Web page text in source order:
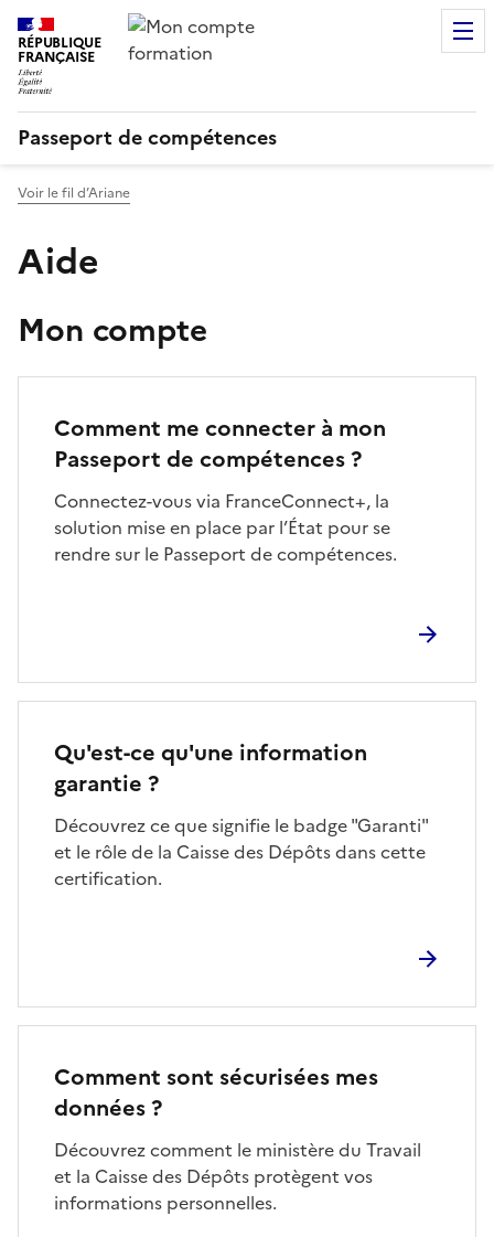
RÉPUBLIQUE
FRANÇAISE
Passeport de compétences
Voir le fil d’Ariane
Aide
Mon compte
Comment me connecter à mon
Passeport de compétences ?
Connectez-vous via FranceConnect+, la
solution mise en place par l’État pour se
rendre sur le Passeport de compétences.
Qu'est-ce qu'une information
garantie ?
Découvrez ce que signifie le badge "Garanti"
et le rôle de la Caisse des Dépôts dans cette
certification.
Comment sont sécurisées mes
données ?
Découvrez comment le ministère du Travail
et la Caisse des Dépôts protègent vos
informations personnelles.